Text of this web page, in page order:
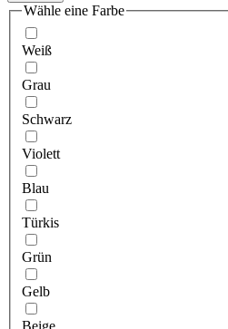
Wähle eine Farbe
Weiß
Grau
Schwarz
Violett
Blau
Türkis
Grün
Gelb
Beige